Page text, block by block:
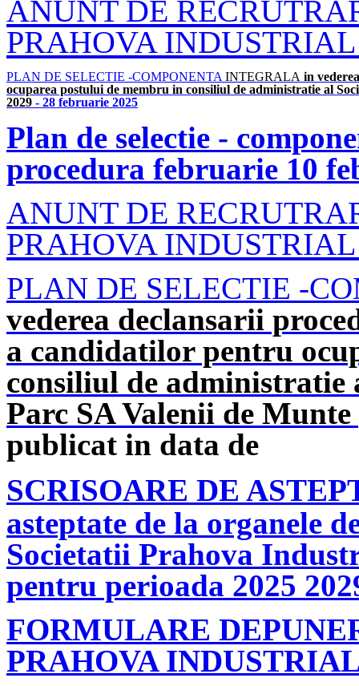
ANUNT DE
PRAHOVA INDUSTRIAL
PLAN DE SELECTIE -COMPONENTA INTEGRALA in
ocuparea postului de membru in consiliul de administratie al
2029 - 28 februarie 2025
Plan de selectie -
procedura februarie 10
ANUNT DE
PRAHOVA INDUSTRIAL
PLAN DE SELECTIE -
vederea declansarii
a candidatilor pentru
consiliul de
Parc SA Valenii de
publicat in data de
SCRISOARE DE
asteptate de la organele
Societatii Prahova
pentru perioada 2025
FORMULARE
PRAHOVA